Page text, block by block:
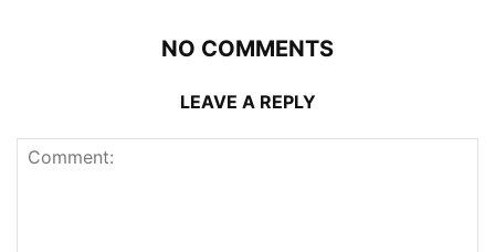
NO COMMENTS
LEAVE A REPLY